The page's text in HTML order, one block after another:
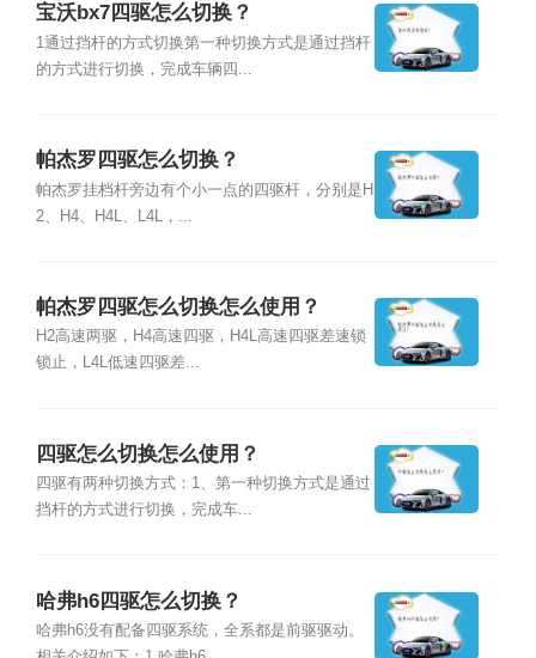
宝沃bx7四驱怎么切换？
1通过挡杆的方式切换第一种切换方式是通过挡杆
的方式进行切换，完成车辆四...
帕杰罗四驱怎么切换？
帕杰罗挂档杆旁边有个小一点的四驱杆，分别是H
2、H4、H4L、L4L，...
帕杰罗四驱怎么切换怎么使用？
H2高速两驱，H4高速四驱，H4L高速四驱差速锁
锁止，L4L低速四驱差...
四驱怎么切换怎么使用？
四驱有两种切换方式：1、第一种切换方式是通过
挡杆的方式进行切换，完成车...
哈弗h6四驱怎么切换？
哈弗h6没有配备四驱系统，全系都是前驱驱动。